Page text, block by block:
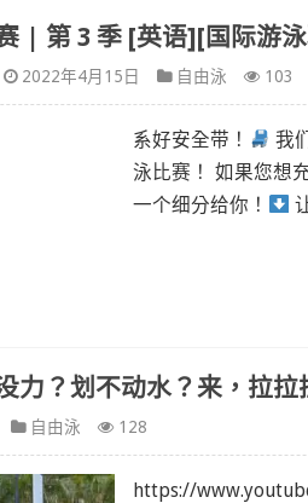
| 第 3 季 [英语][国际游
2022年4月15日 自由泳 103
系好安全带！ 我
泳比赛！ 如果您想
一个细分给你！
力？划不动水？来，拉拉
自由泳 128
https://